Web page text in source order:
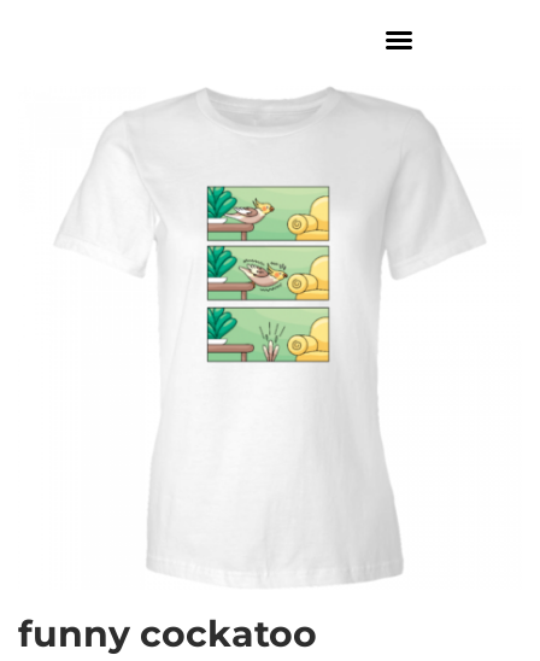
funny cockatoo